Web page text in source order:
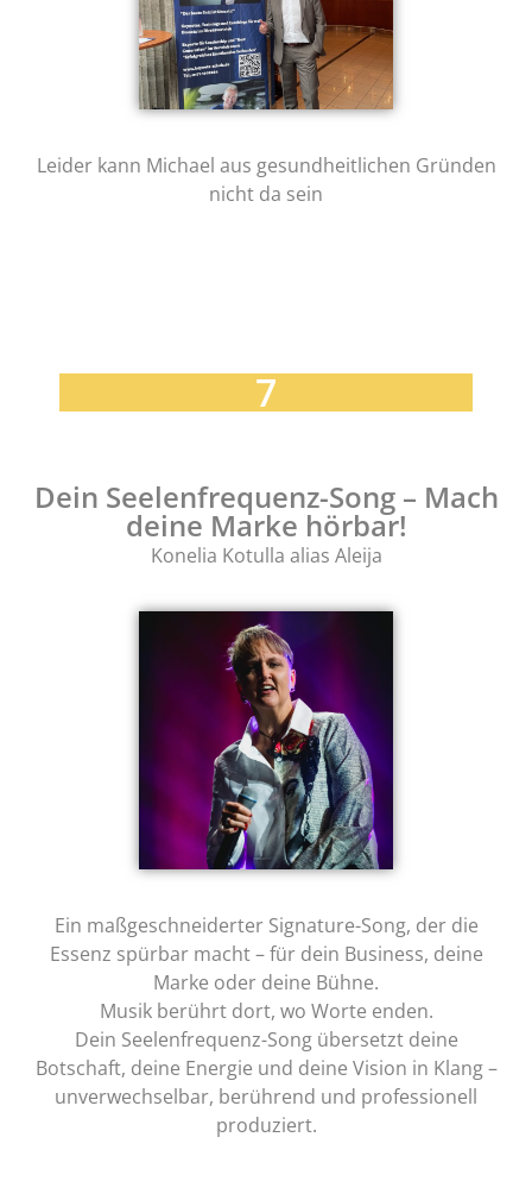
Leider kann Michael aus gesundheitlichen Gründen
nicht da sein
7
Dein Seelenfrequenz-Song – Mach
deine Marke hörbar!
Konelia Kotulla alias Aleija
Ein maßgeschneiderter Signature-Song, der die
Essenz spürbar macht – für dein Business, deine
Marke oder deine Bühne.
Musik berührt dort, wo Worte enden.
Dein Seelenfrequenz-Song übersetzt deine
Botschaft, deine Energie und deine Vision in Klang –
unverwechselbar, berührend und professionell
produziert.